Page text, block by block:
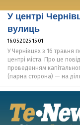
У центрі
вулиць
16.05.2025 15:01
У Чернівцях з 16 травня
центрі міста. Про це
проведенням
(парна сторона) — на